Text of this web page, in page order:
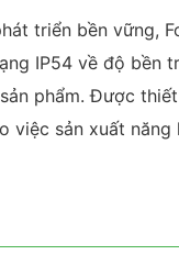
triển bền vững,
IP54 về độ bền
phẩm. Được
việc sản xuất